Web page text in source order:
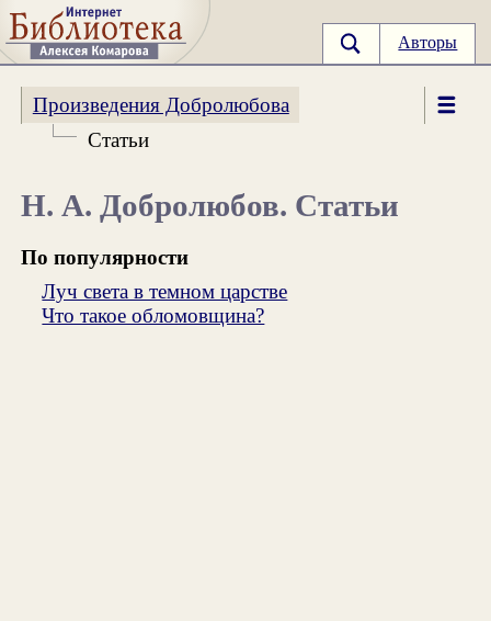
Авторы
Произведения Добролюбова
Статьи
Н. А. Добролюбов. Статьи
По популярности
Луч света в темном царстве
Что такое обломовщина?